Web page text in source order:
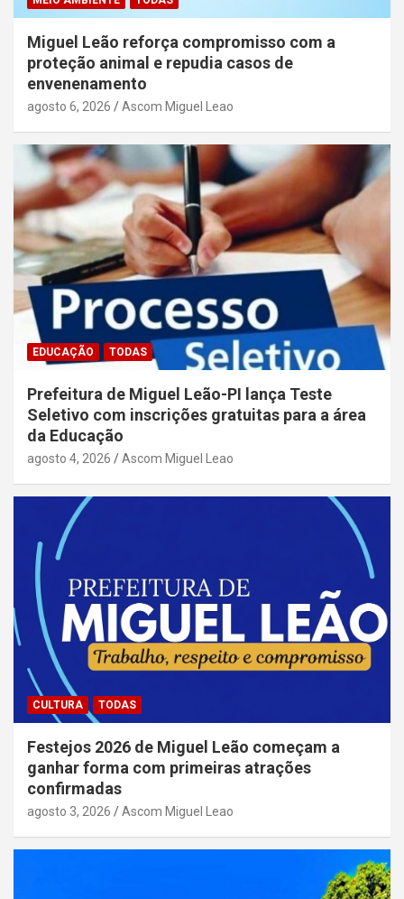
Miguel Leão reforça compromisso com a
proteção animal e repudia casos de
envenenamento
agosto 6, 2026 Ascom Miguel Leao
EDUCAÇÃO TODAS
Prefeitura de Miguel Leão-PI lança Teste
Seletivo com inscrições gratuitas para a área
da Educação
agosto 4, 2026 Ascom Miguel Leao
CULTURA TODAS
Festejos 2026 de Miguel Leão começam a
ganhar forma com primeiras atrações
confirmadas
agosto 3, 2026 Ascom Miguel Leao